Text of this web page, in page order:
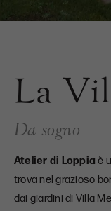
La
Da sogno
Atelier di Loppia è
trova nel grazioso
dai giardini di Villa